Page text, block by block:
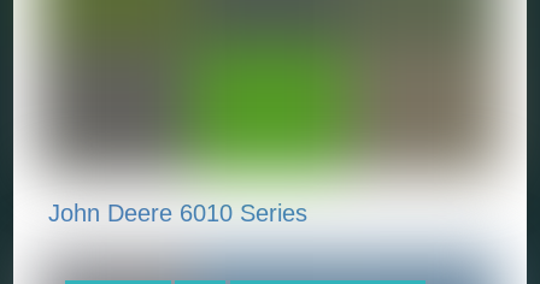
John Deere 6010 Series